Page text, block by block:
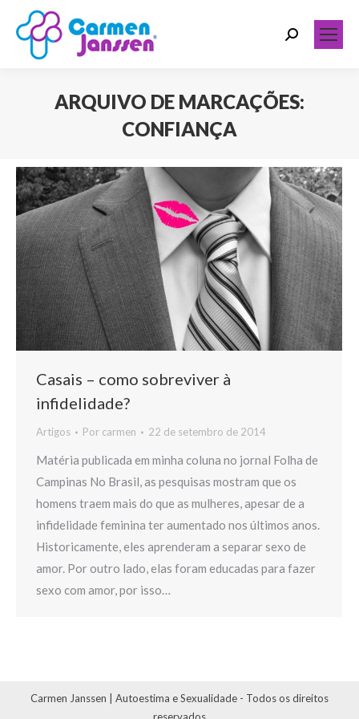
Search:
ARQUIVO DE MARCAÇÕES:
CONFIANÇA
Casais – como sobreviver à
infidelidade?
Artigos Por carmen 22 de setembro de 2014
Matéria publicada em minha coluna no jornal Folha de
Campinas No Brasil, as pesquisas mostram que os
homens traem mais do que as mulheres, apesar de a
infidelidade feminina ter aumentado nos últimos anos.
Historicamente, eles aprenderam a separar sexo de
amor. Por outro lado, elas foram educadas para fazer
sexo com amor, por isso…
Carmen Janssen | Autoestima e Sexualidade - Todos os direitos